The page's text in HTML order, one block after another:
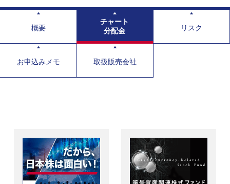
概要
チャート
分配金
リスク
お申込みメモ 取扱販売会社